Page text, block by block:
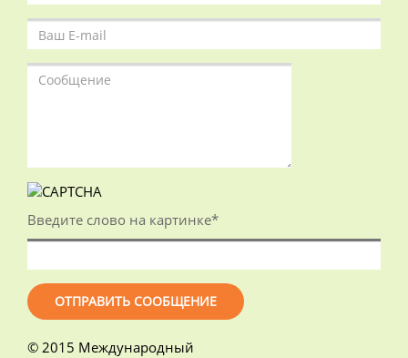
Введите слово на картинке*
© 2015 Международный